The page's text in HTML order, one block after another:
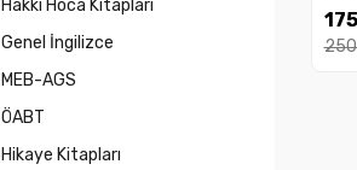
Hakkı Hoca Kitapları
Genel İngilizce
MEB-AGS
ÖABT
Hikaye Kitapları
Son